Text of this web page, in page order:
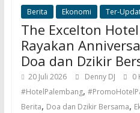
Berita Ekonomi Ter-
The Excelton
Rayakan
Doa dan Dzikir
20 Juli 2026 Denny DJ
0
#HotelPalembang,
Berita, Doa dan Dzikir Bersama,